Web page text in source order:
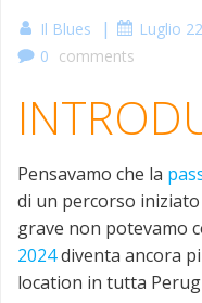
Il Blues | Luglio
0 comments
Pensavamo che la
di un percorso
grave non potevamo
2024diventa ancora
location in tutta